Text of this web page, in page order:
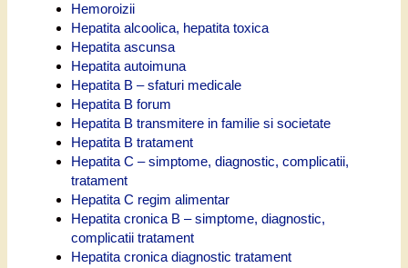
Hemoroizii
Hepatita alcoolica, hepatita toxica
Hepatita ascunsa
Hepatita autoimuna
Hepatita B – sfaturi medicale
Hepatita B forum
Hepatita B transmitere in familie si societate
Hepatita B tratament
Hepatita C – simptome, diagnostic, complicatii,
tratament
Hepatita C regim alimentar
Hepatita cronica B – simptome, diagnostic,
complicatii tratament
Hepatita cronica diagnostic tratament